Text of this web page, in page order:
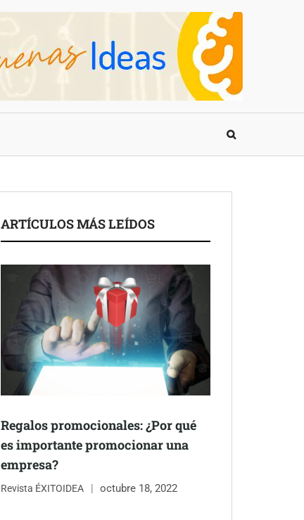
ARTÍCULOS MÁS LEÍDOS
Regalos promocionales: ¿Por qué
es importante promocionar una
empresa?
Revista ÉXITOIDEA octubre 18, 2022